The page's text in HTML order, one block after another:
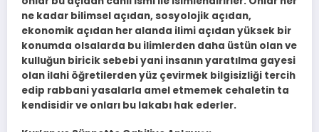
ne kadar bilimsel açıdan, sosyolojik açıdan,
ekonomik açıdan her alanda ilimi açıdan yüksek bir
konumda olsalarda bu ilimlerden daha üstün olan ve
kulluğun biricik sebebi yani insanın yaratılma gayesi
olan ilahi öğretilerden yüz çevirmek bilgisizliği tercih
edip rabbani yasalarla amel etmemek cehaletin ta
kendisidir ve onları bu lakabı hak ederler.